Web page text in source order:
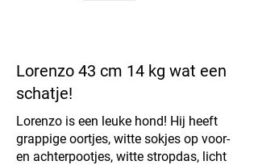
Lorenzo 43 cm 14 kg wat een
schatje!
Lorenzo is een leuke hond! Hij heeft
grappige oortjes, witte sokjes op voor-
en achterpootjes, witte stropdas, licht